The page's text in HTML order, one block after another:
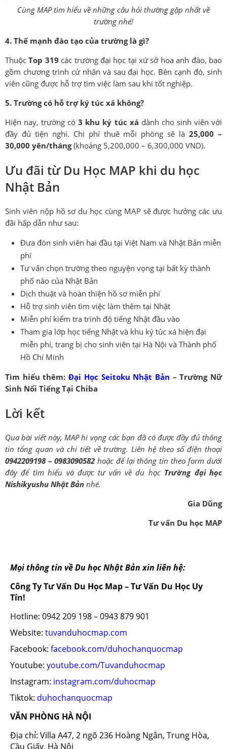
Cùng MAP tìm hiểu về những câu hỏi thường gặp nhất về
trường nhé!
4. Thế mạnh đào tạo của trường là gì?
ThuộcTop 319 các trường đại học tại xứ sở hoa anh đào, bao
gồm chương trình cử nhân và sau đại học. Bên cạnh đó, sinh
viên cũng được hỗ trợ tìm việc làm sau khi tốt nghiệp.
5. Trường có hỗ trợ ký túc xá không?
Hiện nay, trường có3 khu ký túc xá dành cho sinh viên với
đầy đủ tiện nghi. Chi phí thuê mỗi phòng sẽ là25,000 –
30,000 yên/tháng(khoảng 5,200,000 – 6,300,000 VND).
Ưu đãi từ Du Học MAP khi du học
Nhật Bản
Sinh viên nộp hồ sơ du học cùng MAP sẽ được hưởng các ưu
đãi hấp dẫn như sau:
Đưa đón sinh viên hai đầu tại Việt Nam và Nhật Bản miễn
phí
Tư vấn chọn trường theo nguyện vọng tại bất kỳ thành
phố nào của Nhật Bản
Dịch thuật và hoàn thiện hồ sơ miễn phí
Hỗ trợ sinh viên tìm việc làm thêm tại Nhật
Miễn phí kiểm tra trình độ tiếng Nhật đầu vào
Tham gia lớp học tiếng Nhật và khu ký túc xá hiện đại
miễn phí, trang bị cho sinh viên tại Hà Nội và Thành phố
Hồ Chí Minh
Tìm hiểu thêm:Đại Học Seitoku Nhật Bản – Trường Nữ
Sinh Nổi Tiếng Tại Chiba
Lời kết
Qua bài viết này, MAP hi vọng các bạn đã có được đầy đủ thông
tin tổng quan và chi tiết về trường. Liên hệ theo số điện thoại
0942209198 – 0983090582hoặc để lại thông tin theo form dưới
đây để tìm hiểu và được tư vấn về du học Trường đại học
Nishikyushu Nhật Bản nhé.
Gia Dũng
Tư vấn Du học MAP
Mọi thông tin về Du học Nhật Bản xin liên hệ:
Công Ty Tư Vấn Du Học Map – Tư Vấn Du Học Uy
Tín!
Hotline: 0942 209 198 – 0943 879 901
Website: tuvanduhocmap.com
Facebook: facebook.com/duhochanquocmap
Youtube: youtube.com/Tuvanduhocmap
Instagram: instagram.com/duhocmap
Tiktok: duhochanquocmap
VĂN PHÒNG HÀ NỘI
Địa chỉ: Villa A47, 2 ngõ 236 Hoàng Ngân, Trung Hòa,
Cầu Giấy, Hà Nội